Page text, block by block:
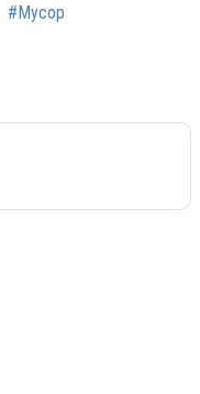
#Мусор